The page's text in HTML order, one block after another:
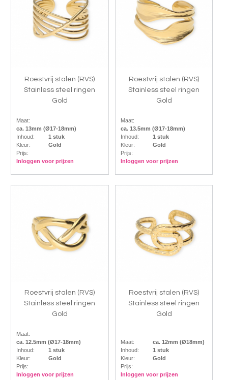
Roestvrij stalen (RVS)
Stainless steel ringen
Gold
Maat:
ca. 13mm (Ø17-18mm)
Inhoud:
1 stuk
Kleur:
Gold
Prijs:
Inloggen voor prijzen
Roestvrij stalen (RVS)
Stainless steel ringen
Gold
Maat:
ca. 13.5mm (Ø17-18mm)
Inhoud:
1 stuk
Kleur:
Gold
Prijs:
Inloggen voor prijzen
Roestvrij stalen (RVS)
Stainless steel ringen
Gold
Maat:
ca. 12.5mm (Ø17-18mm)
Inhoud:
1 stuk
Kleur:
Gold
Prijs:
Inloggen voor prijzen
Roestvrij stalen (RVS)
Stainless steel ringen
Gold
Maat:
ca. 12mm (Ø18mm)
Inhoud:
1 stuk
Kleur:
Gold
Prijs:
Inloggen voor prijzen